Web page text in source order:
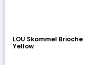
LOU Skammel Brioche
Yellow